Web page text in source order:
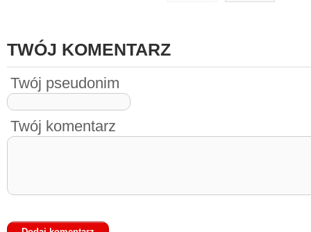
TWÓJ KOMENTARZ
Twój pseudonim
Twój komentarz